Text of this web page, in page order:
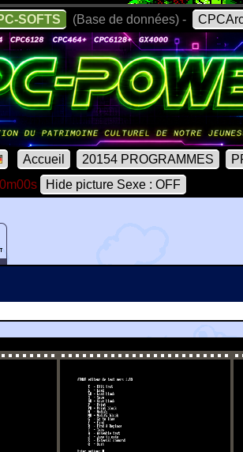
SOFTS (Base de données) -
Accueil 20154 PROGRAMMES
Hide picture Sexe : OFF